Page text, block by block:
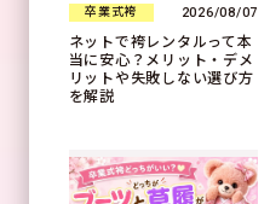
卒業式袴 2026/08/07
ネットで袴レンタルって本
当に安心？メリット・デメ
リットや失敗しない選び方
を解説